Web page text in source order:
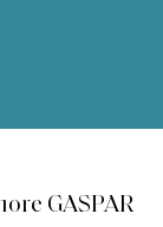
GASPAR